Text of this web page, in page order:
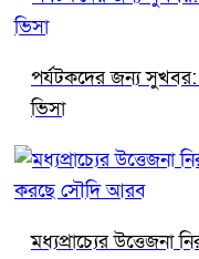
পর্যটকদের জন্য সুখবর:
ভিসা
মধ্যপ্রাচ্যের উত্তেজনা